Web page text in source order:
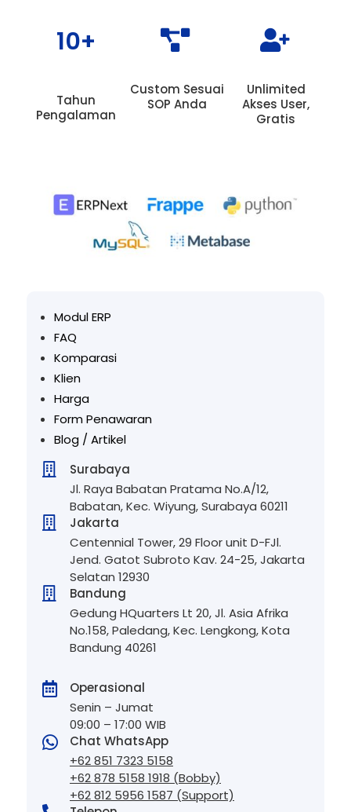
10+
Tahun
Pengalaman

Custom Sesuai
SOP Anda

Unlimited
Akses User,
Gratis
Modul ERP
FAQ
Komparasi
Klien
Harga
Form Penawaran
Blog / Artikel

Surabaya
Jl. Raya Babatan Pratama No.A/12,
Babatan, Kec. Wiyung, Surabaya 60211

Jakarta
Centennial Tower, 29 Floor unit D-FJl.
Jend. Gatot Subroto Kav. 24-25, Jakarta
Selatan 12930

Bandung
Gedung HQuarters Lt 20, Jl. Asia Afrika
No.158, Paledang, Kec. Lengkong, Kota
Bandung 40261

Operasional
Senin – Jumat
09:00 – 17:00 WIB

Chat WhatsApp
+62 851 7323 5158
+62 878 5158 1918 (Bobby)
+62 812 5956 1587 (Support)